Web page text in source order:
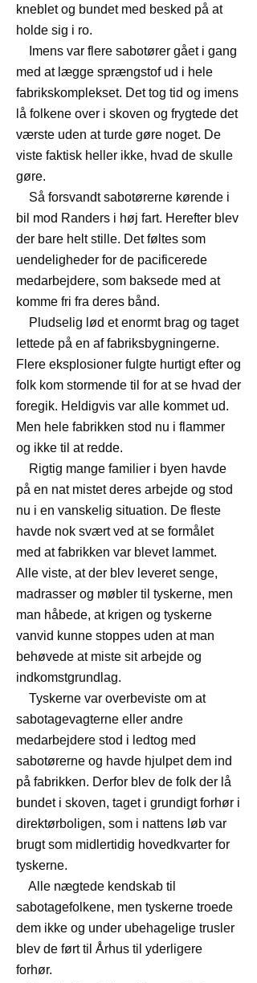
kneblet og bundet med besked på at
holde sig i ro.
Imens var flere sabotører gået i gang
med at lægge sprængstof ud i hele
fabrikskomplekset. Det tog tid og imens
lå folkene over i skoven og frygtede det
værste uden at turde gøre noget. De
viste faktisk heller ikke, hvad de skulle
gøre.
Så forsvandt sabotørerne kørende i
bil mod Randers i høj fart. Herefter blev
der bare helt stille. Det føltes som
uendeligheder for de pacificerede
medarbejdere, som baksede med at
komme fri fra deres bånd.
Pludselig lød et enormt brag og taget
lettede på en af fabriksbygningerne.
Flere eksplosioner fulgte hurtigt efter og
folk kom stormende til for at se hvad der
foregik. Heldigvis var alle kommet ud.
Men hele fabrikken stod nu i flammer
og ikke til at redde.
Rigtig mange familier i byen havde
på en nat mistet deres arbejde og stod
nu i en vanskelig situation. De fleste
havde nok svært ved at se formålet
med at fabrikken var blevet lammet.
Alle viste, at der blev leveret senge,
madrasser og møbler til tyskerne, men
man håbede, at krigen og tyskerne
vanvid kunne stoppes uden at man
behøvede at miste sit arbejde og
indkomstgrundlag.
Tyskerne var overbeviste om at
sabotagevagterne eller andre
medarbejdere stod i ledtog med
sabotørerne og havde hjulpet dem ind
på fabrikken. Derfor blev de folk der lå
bundet i skoven, taget i grundigt forhør i
direktørboligen, som i nattens løb var
brugt som midlertidig hovedkvarter for
tyskerne.
Alle nægtede kendskab til
sabotagefolkene, men tyskerne troede
dem ikke og under ubehagelige trusler
blev de ført til Århus til yderligere
forhør.